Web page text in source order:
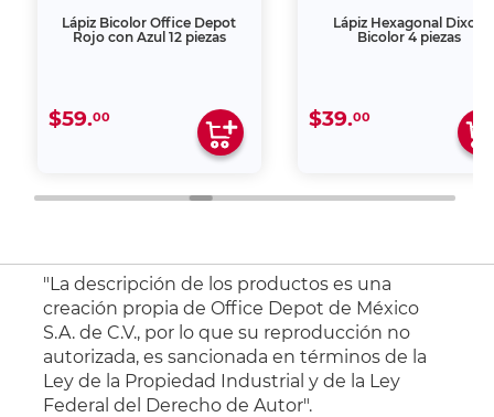
Lápiz Bicolor Office Depot
Rojo con Azul 12 piezas
$59.00
Lápiz Hexagonal Dixon
Bicolor 4 piezas
$39.00
"La descripción de los productos es una
creación propia de Office Depot de México
S.A. de C.V., por lo que su reproducción no
autorizada, es sancionada en términos de la
Ley de la Propiedad Industrial y de la Ley
Federal del Derecho de Autor".